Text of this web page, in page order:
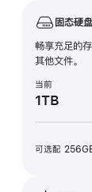
固态硬盘
畅享充足的
其他文件。
当前
1TB
可选配